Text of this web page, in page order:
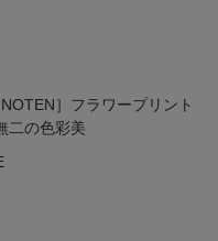
NOTEN］フラワープリント
二の色彩美